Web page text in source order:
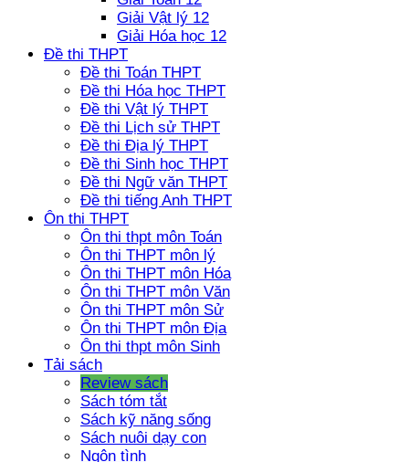
Giải Vật lý 12
Giải Hóa học 12
Đề thi THPT
Đề thi Toán THPT
Đề thi Hóa học THPT
Đề thi Vật lý THPT
Đề thi Lịch sử THPT
Đề thi Địa lý THPT
Đề thi Sinh học THPT
Đề thi Ngữ văn THPT
Đề thi tiếng Anh THPT
Ôn thi THPT
Ôn thi thpt môn Toán
Ôn thi THPT môn lý
Ôn thi THPT môn Hóa
Ôn thi THPT môn Văn
Ôn thi THPT môn Sử
Ôn thi THPT môn Địa
Ôn thi thpt môn Sinh
Tải sách
Review sách
Sách tóm tắt
Sách kỹ năng sống
Sách nuôi dạy con
Ngôn tình